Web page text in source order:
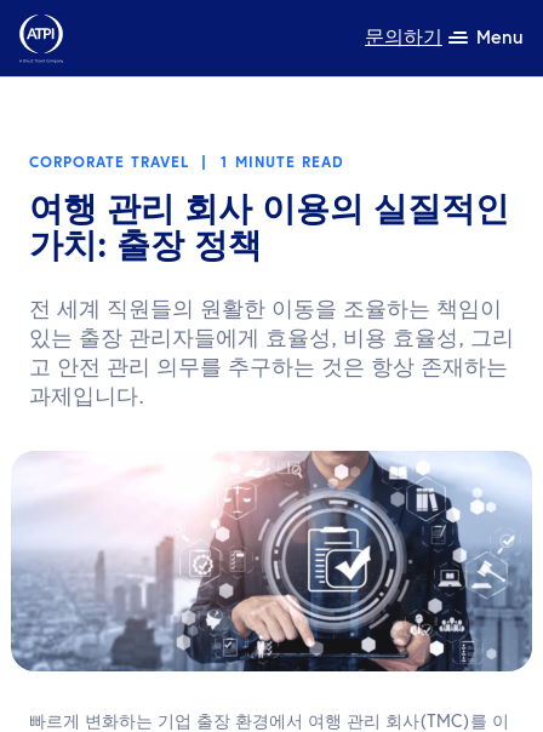
문의하기 Menu
제품
자원
회사 소개
지속가능성
문의하기
한국어
CORPORATE TRAVEL 1 MINUTE READ
여행 관리 회사 이용의 실질적인
가치: 출장 정책
전 세계 직원들의 원활한 이동을 조율하는 책임이
있는 출장 관리자들에게 효율성, 비용 효율성, 그리
고 안전 관리 의무를 추구하는 것은 항상 존재하는
과제입니다.
빠르게 변화하는 기업 출장 환경에서 여행 관리 회사(TMC)를 이